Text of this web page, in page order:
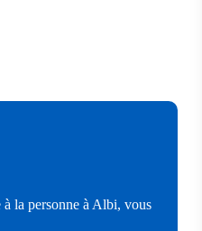
la personne à Albi, vous